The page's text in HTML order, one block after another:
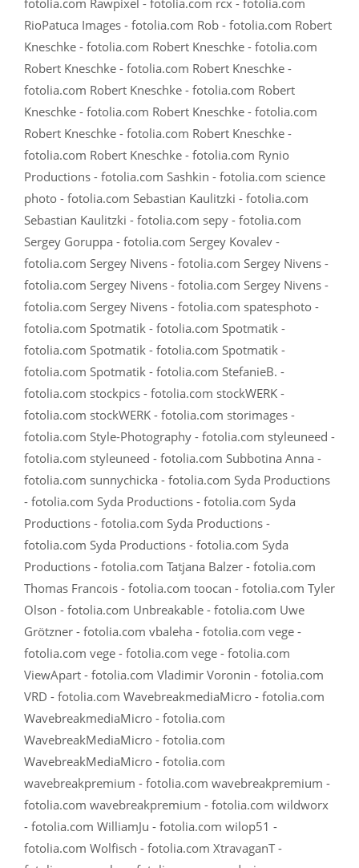
fotolia.com Rawpixel - fotolia.com rcx - fotolia.com
RioPatuca Images - fotolia.com Rob - fotolia.com Robert
Kneschke - fotolia.com Robert Kneschke - fotolia.com
Robert Kneschke - fotolia.com Robert Kneschke -
fotolia.com Robert Kneschke - fotolia.com Robert
Kneschke - fotolia.com Robert Kneschke - fotolia.com
Robert Kneschke - fotolia.com Robert Kneschke -
fotolia.com Robert Kneschke - fotolia.com Rynio
Productions - fotolia.com Sashkin - fotolia.com science
photo - fotolia.com Sebastian Kaulitzki - fotolia.com
Sebastian Kaulitzki - fotolia.com sepy - fotolia.com
Sergey Goruppa - fotolia.com Sergey Kovalev -
fotolia.com Sergey Nivens - fotolia.com Sergey Nivens -
fotolia.com Sergey Nivens - fotolia.com Sergey Nivens -
fotolia.com Sergey Nivens - fotolia.com spatesphoto -
fotolia.com Spotmatik - fotolia.com Spotmatik -
fotolia.com Spotmatik - fotolia.com Spotmatik -
fotolia.com Spotmatik - fotolia.com StefanieB. -
fotolia.com stockpics - fotolia.com stockWERK -
fotolia.com stockWERK - fotolia.com storimages -
fotolia.com Style-Photography - fotolia.com styleuneed -
fotolia.com styleuneed - fotolia.com Subbotina Anna -
fotolia.com sunnychicka - fotolia.com Syda Productions
- fotolia.com Syda Productions - fotolia.com Syda
Productions - fotolia.com Syda Productions -
fotolia.com Syda Productions - fotolia.com Syda
Productions - fotolia.com Tatjana Balzer - fotolia.com
Thomas Francois - fotolia.com toocan - fotolia.com Tyler
Olson - fotolia.com Unbreakable - fotolia.com Uwe
Grötzner - fotolia.com vbaleha - fotolia.com vege -
fotolia.com vege - fotolia.com vege - fotolia.com
ViewApart - fotolia.com Vladimir Voronin - fotolia.com
VRD - fotolia.com WavebreakmediaMicro - fotolia.com
WavebreakmediaMicro - fotolia.com
WavebreakMediaMicro - fotolia.com
WavebreakMediaMicro - fotolia.com
wavebreakpremium - fotolia.com wavebreakpremium -
fotolia.com wavebreakpremium - fotolia.com wildworx
- fotolia.com WilliamJu - fotolia.com wilop51 -
fotolia.com Wolfisch - fotolia.com XtravaganT -